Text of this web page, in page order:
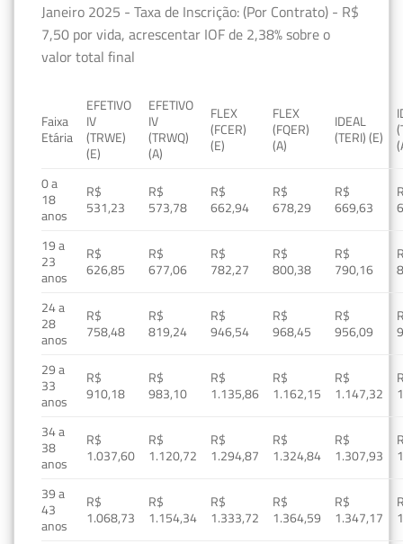
Janeiro 2025 - Taxa de Inscrição: (Por Contrato) - R$
7,50 por vida, acrescentar IOF de 2,38% sobre o
valor total final
Faixa
Etária
EFETIVO
IV
(TRWE)
(E)
EFETIVO
IV
(TRWQ)
(A)
FLEX
(FCER)
(E)
FLEX
(FQER)
(A)
IDEAL
(TERI) (E)
0 a
18
anos
R$
531,23
R$
573,78
R$
662,94
R$
678,29
R$
669,63
19 a
23
anos
R$
626,85
R$
677,06
R$
782,27
R$
800,38
R$
790,16
24 a
28
anos
R$
758,48
R$
819,24
R$
946,54
R$
968,45
R$
956,09
29 a
33
anos
R$
910,18
R$
983,10
R$
1.135,86
R$
1.162,15
R$
1.147,32
34 a
38
anos
R$
1.037,60
R$
1.120,72
R$
1.294,87
R$
1.324,84
R$
1.307,93
39 a
43
anos
R$
1.068,73
R$
1.154,34
R$
1.333,72
R$
1.364,59
R$
1.347,17